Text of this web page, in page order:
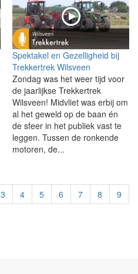
Spektakel en Gezelligheid bij
Trekkertrek Wilsveen
Zondag was het weer tijd voor
de jaarlijkse Trekkertrek
Wilsveen! Midvliet was erbij om
al het geweld op de baan én
de sfeer in het publiek vast te
leggen. Tussen de ronkende
motoren, de...
3 4 5 6 7 8
9